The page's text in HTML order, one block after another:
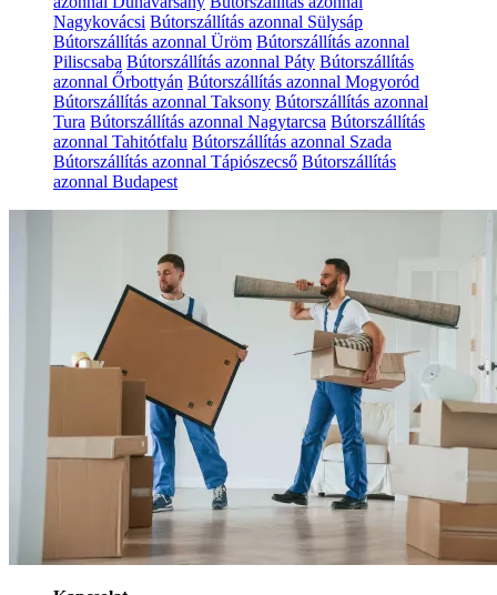
Nagykovácsi Bútorszállítás azonnal Sülysáp
Bútorszállítás azonnal Üröm Bútorszállítás azonnal
Piliscsaba Bútorszállítás azonnal Páty Bútorszállítás
azonnal Őrbottyán Bútorszállítás azonnal Mogyoród
Bútorszállítás azonnal Taksony Bútorszállítás azonnal
Tura Bútorszállítás azonnal Nagytarcsa Bútorszállítás
azonnal Tahitótfalu Bútorszállítás azonnal Szada
Bútorszállítás azonnal Tápiószecső Bútorszállítás
azonnal Budapest